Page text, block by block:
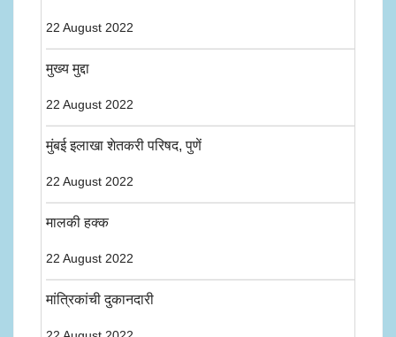
22 August 2022
मुख्य मुद्दा
22 August 2022
मुंबई इलाखा शेतकरी परिषद, पुणें
22 August 2022
मालकी हक्क
22 August 2022
मांत्रिकांची दुकानदारी